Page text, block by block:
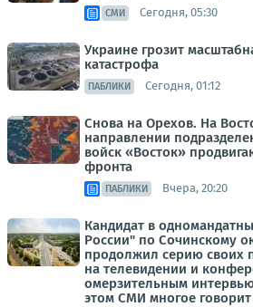
СМИ Сегодня, 05:30
Украине грозит
катастрофа
ПАБЛИКИ Сегодня, 01:12
Снова на Орехов. На
направлении
войск «Восток»
фронта
ПАБЛИКИ Вчера, 20:20
Кандидат в
России" по Сочинскому
продолжил серию своих
на телевидении и
омерзительным
этом СМИ многое говорит